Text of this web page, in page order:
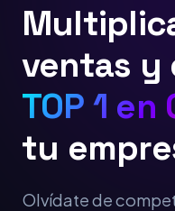
ventas y
TOP 1 en
empresa
Olvídate de